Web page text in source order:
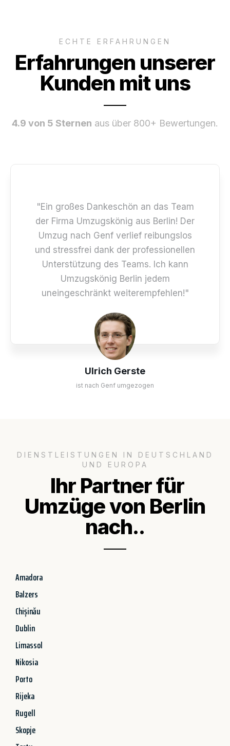
ECHTE ERFAHRUNGEN
Erfahrungen unserer
Kunden mit uns
4.9 von 5 Sternen aus über 800+ Bewertungen.
Ulrich Gerste
ist nach Genf umgezogen
"Ein großes Dankeschön an das Team
der Firma Umzugskönig aus Berlin! Der
Umzug nach Genf verlief reibungslos
und stressfrei dank der professionellen
Unterstützung des Teams. Ich kann
Umzugskönig Berlin jedem
uneingeschränkt weiterempfehlen!"
DIENSTLEISTUNGEN IN DEUTSCHLAND
UND EUROPA
Ihr Partner für
Umzüge von Berlin
nach..
Amadora
Balzers
Chișinău
Dublin
Limassol
Nikosia
Porto
Rijeka
Rugell
Skopje